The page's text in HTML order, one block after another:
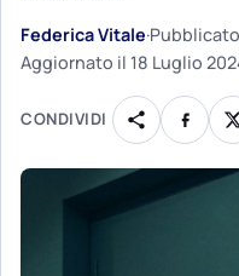
Federica Vitale·
Aggiornato il 18 Luglio
CONDIVIDI